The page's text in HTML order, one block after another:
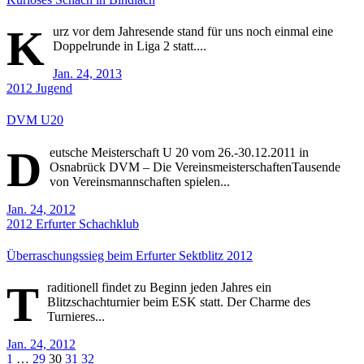
K urz vor dem Jahresende stand für uns noch einmal eine
Doppelrunde in Liga 2 statt....
Jan. 24, 2013
2012 Jugend
DVM U20
D
eutsche Meisterschaft U 20 vom 26.-30.12.2011 in
Osnabrück DVM – Die VereinsmeisterschaftenTausende
von Vereinsmannschaften spielen...
Jan. 24, 2012
2012 Erfurter Schachklub
Überraschungssieg beim Erfurter Sektblitz 2012
T raditionell findet zu Beginn jeden Jahres ein
Blitzschachturnier beim ESK statt. Der Charme des
Turnieres...
Jan. 24, 2012
1 … 29 30 31 32